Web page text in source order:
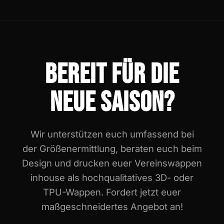
BEREIT FÜR DIE
NEUE SAISON?
Wir unterstützen euch umfassend bei
der Größenermittlung, beraten euch beim
Design und drucken euer Vereinswappen
inhouse als hochqualitatives 3D- oder
TPU-Wappen. Fordert jetzt euer
maßgeschneidertes Angebot an!